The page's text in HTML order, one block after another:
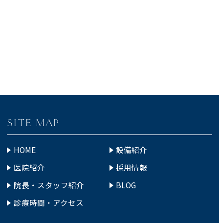
SITE MAP
HOME
医院紹介
院長・スタッフ紹介
診療時間・アクセス
設備紹介
採用情報
BLOG